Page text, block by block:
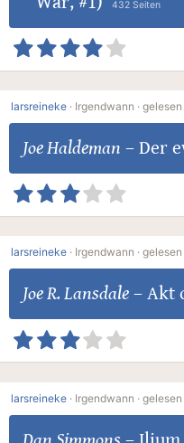
432 Seiten
larsreineke · Irgendwann · gelesen
Joe Haldeman – Der
larsreineke · Irgendwann · gelesen
Joe R. Lansdale– Akt
larsreineke · Irgendwann · gelesen